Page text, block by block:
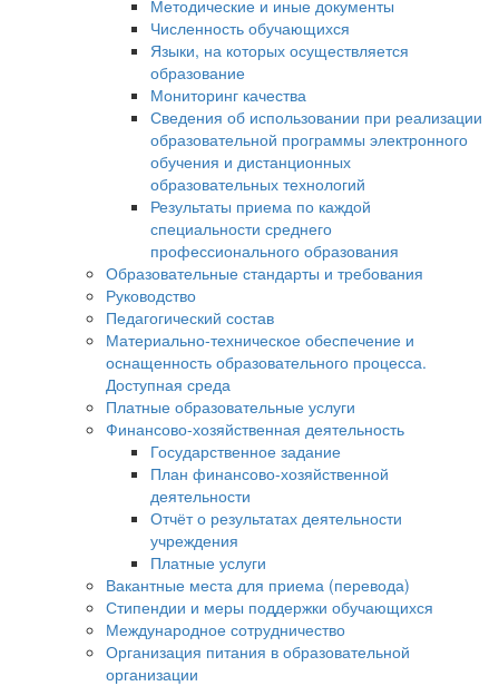
Методические и иные документы
Численность обучающихся
Языки, на которых осуществляется
образование
Мониторинг качества
Сведения об использовании при реализации
образовательной программы электронного
обучения и дистанционных
образовательных технологий
Результаты приема по каждой
специальности среднего
профессионального образования
Образовательные стандарты и требования
Руководство
Педагогический состав
Материально-техническое обеспечение и
оснащенность образовательного процесса.
Доступная среда
Платные образовательные услуги
Финансово-хозяйственная деятельность
Государственное задание
План финансово-хозяйственной
деятельности
Отчёт о результатах деятельности
учреждения
Платные услуги
Вакантные места для приема (перевода)
Стипендии и меры поддержки обучающихся
Международное сотрудничество
Организация питания в образовательной
организации